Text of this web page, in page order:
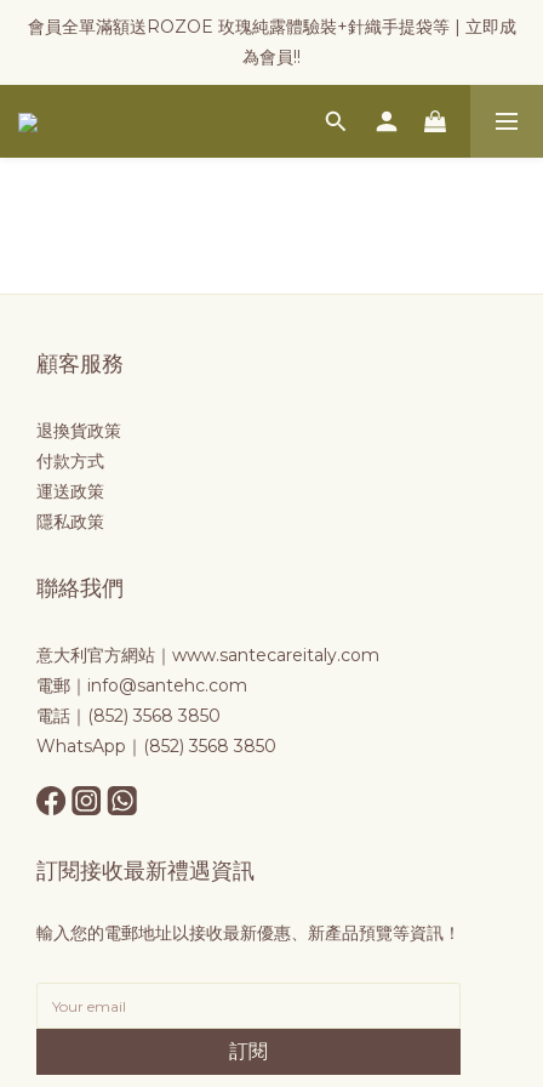
會員全單滿額送ROZOE 玫瑰純露體驗裝+針織手提袋等 | 立即成
為會員!!
顧客服務
退換貨政策
付款方式
運送政策
隱私政策
聯絡我們
意大利官方網站｜ www.santecareitaly.com
電郵｜info@santehc.com
電話｜(852) 3568 3850
WhatsApp｜(852) 3568 3850
訂閱接收最新禮遇資訊
輸入您的電郵地址以接收最新優惠、新產品預覽等資訊！
訂閱